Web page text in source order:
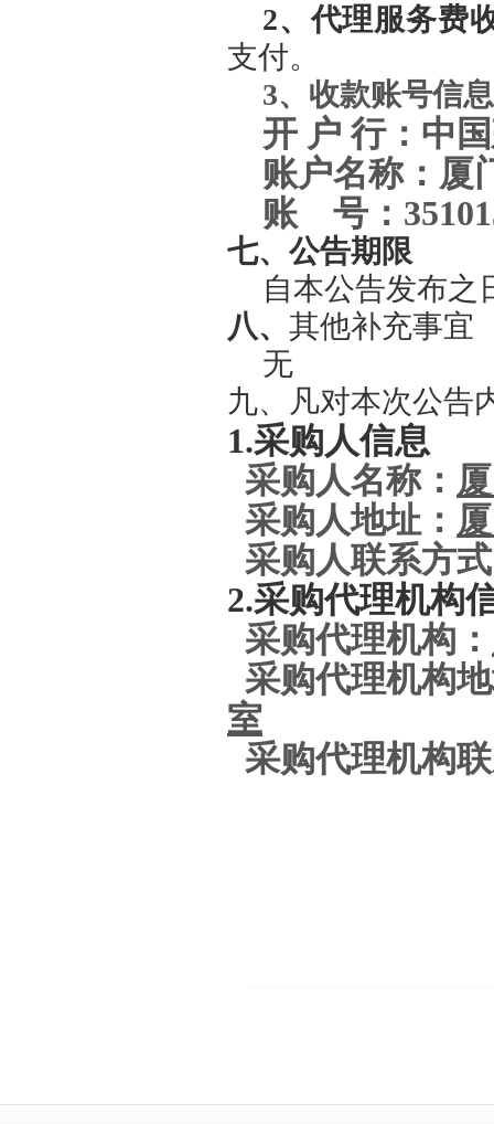
2、代理服务费
支付。
3、收款账号信
开 户 行：中
账户名称：厦
账
号：
七、公告期限
自本公告发布之
八、 其他补充事宜
无
九、凡对本次公告
1.采购人信息
采购人名称：
采购人地址：
采购人联系方
2.采购代理机构
采购代理机构：
采购代理机构
室
采购代理机构